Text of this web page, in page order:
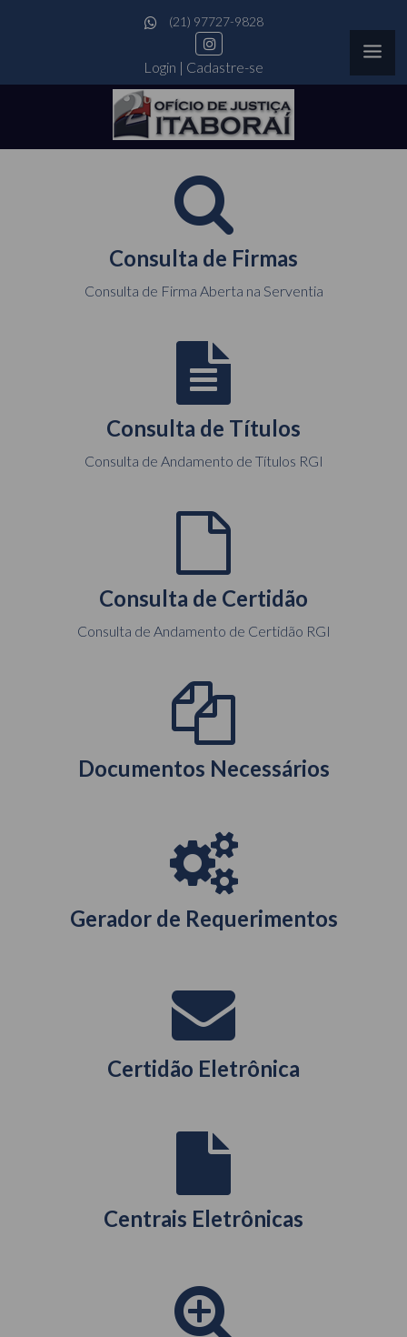
(21) 97727-9828
Login | Cadastre-se
Consulta de Firmas
Consulta de Firma Aberta na Serventia
Consulta de Títulos
Consulta de Andamento de Títulos RGI
Consulta de Certidão
Consulta de Andamento de Certidão RGI
Documentos Necessários
Gerador de Requerimentos
Certidão Eletrônica
Centrais Eletrônicas